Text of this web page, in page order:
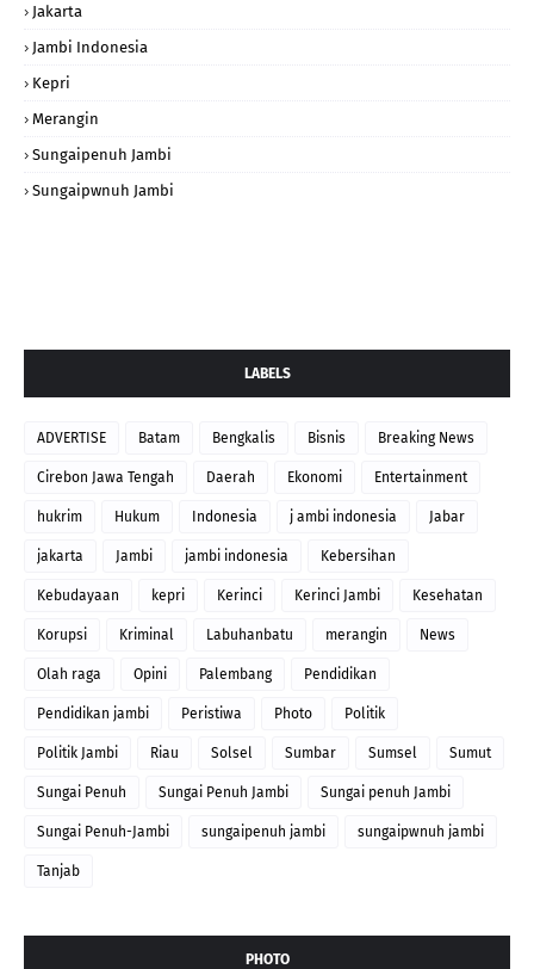
Jakarta
Jambi Indonesia
Kepri
Merangin
Sungaipenuh Jambi
Sungaipwnuh Jambi
LABELS
ADVERTISE Batam Bengkalis Bisnis Breaking News
Cirebon Jawa Tengah Daerah Ekonomi Entertainment
hukrim Hukum Indonesia j ambi indonesia Jabar
jakarta Jambi jambi indonesia Kebersihan
Kebudayaan kepri Kerinci Kerinci Jambi Kesehatan
Korupsi Kriminal Labuhanbatu merangin News
Olah raga Opini Palembang Pendidikan
Pendidikan jambi Peristiwa Photo Politik
Politik Jambi Riau Solsel Sumbar Sumsel Sumut
Sungai Penuh Sungai Penuh Jambi Sungai penuh Jambi
Sungai Penuh-Jambi sungaipenuh jambi sungaipwnuh jambi
Tanjab
PHOTO